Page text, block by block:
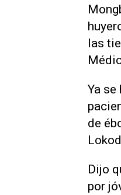
las
Ya
de
Dijo
por